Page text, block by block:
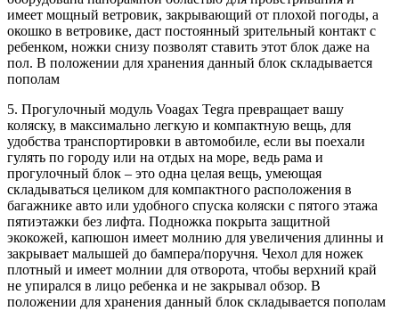
имеет мощный ветровик, закрывающий от плохой погоды, а
окошко в ветровике, даст постоянный зрительный контакт с
ребенком, ножки снизу позволят ставить этот блок даже на
пол. В положении для хранения данный блок складывается
пополам
5. Прогулочный модуль Voagax Tegra превращает вашу
коляску, в максимально легкую и компактную вещь, для
удобства транспортировки в автомобиле, если вы поехали
гулять по городу или на отдых на море, ведь рама и
прогулочный блок – это одна целая вещь, умеющая
складываться целиком для компактного расположения в
багажнике авто или удобного спуска коляски с пятого этажа
пятиэтажки без лифта. Подножка покрыта защитной
экокожей, капюшон имеет молнию для увеличения длинны и
закрывает малышей до бампера/поручня. Чехол для ножек
плотный и имеет молнии для отворота, чтобы верхний край
не упирался в лицо ребенка и не закрывал обзор. В
положении для хранения данный блок складывается пополам